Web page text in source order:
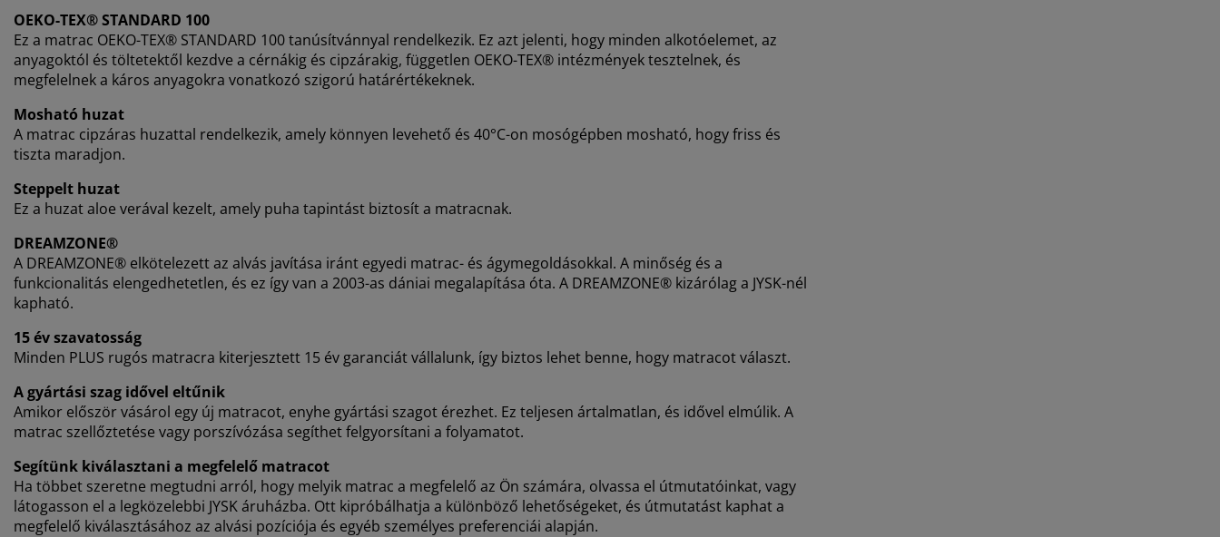
OEKO-TEX® STANDARD 100
Ez a matrac OEKO-TEX® STANDARD 100 tanúsítvánnyal rendelkezik. Ez azt jelenti, hogy minden alkotóelemet, az
anyagoktól és töltetektől kezdve a cérnákig és cipzárakig, független OEKO-TEX® intézmények tesztelnek, és
megfelelnek a káros anyagokra vonatkozó szigorú határértékeknek.
Mosható huzat
A matrac cipzáras huzattal rendelkezik, amely könnyen levehető és 40°C-on mosógépben mosható, hogy friss és
tiszta maradjon.
Steppelt huzat
Ez a huzat aloe verával kezelt, amely puha tapintást biztosít a matracnak.
DREAMZONE®
A DREAMZONE® elkötelezett az alvás javítása iránt egyedi matrac- és ágymegoldásokkal. A minőség és a
funkcionalitás elengedhetetlen, és ez így van a 2003-as dániai megalapítása óta. A DREAMZONE® kizárólag a JYSK-nél
kapható.
15 év szavatosság
Minden PLUS rugós matracra kiterjesztett 15 év garanciát vállalunk, így biztos lehet benne, hogy matracot választ.
A gyártási szag idővel eltűnik
Amikor először vásárol egy új matracot, enyhe gyártási szagot érezhet. Ez teljesen ártalmatlan, és idővel elmúlik. A
matrac szellőztetése vagy porszívózása segíthet felgyorsítani a folyamatot.
Segítünk kiválasztani a megfelelő matracot
Ha többet szeretne megtudni arról, hogy melyik matrac a megfelelő az Ön számára, olvassa el útmutatóinkat, vagy
látogasson el a legközelebbi JYSK áruházba. Ott kipróbálhatja a különböző lehetőségeket, és útmutatást kaphat a
megfelelő kiválasztásához az alvási pozíciója és egyéb személyes preferenciái alapján.